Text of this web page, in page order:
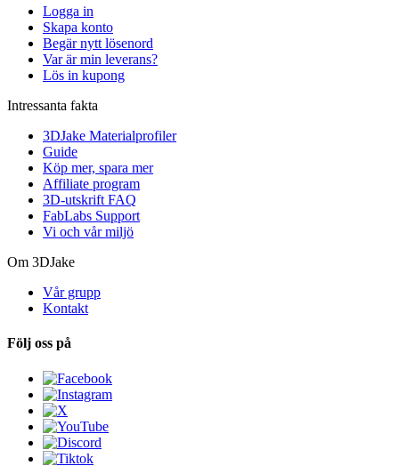
Logga in
Skapa konto
Begär nytt lösenord
Var är min leverans?
Lös in kupong
Intressanta fakta
3DJake Materialprofiler
Guide
Köp mer, spara mer
Affiliate program
3D-utskrift FAQ
FabLabs Support
Vi och vår miljö
Om 3DJake
Vår grupp
Kontakt
Följ oss på